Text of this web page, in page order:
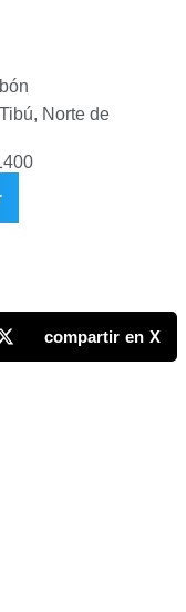
Norte de
compartir en X